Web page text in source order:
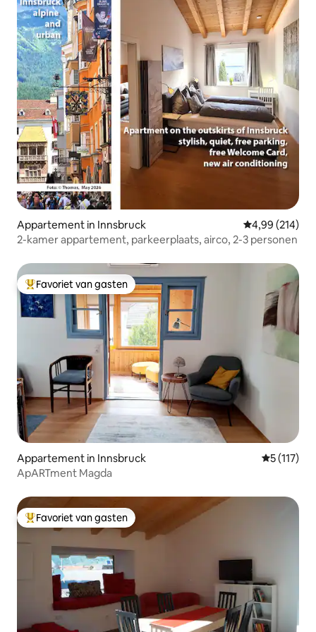
Appartement in Innsbruck Gemiddelde
4,99 (214)
2-kamer appartement, parkeerplaats, airco, 2-3 personen
Topfavoriet van gasten
Favoriet van gasten
Appartement in Innsbruck
5 (117)
ApARTment Magda
Topfavoriet van gasten
Favoriet van gasten